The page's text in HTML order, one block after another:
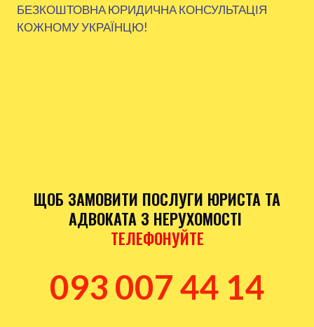
БЕЗКОШТОВНА ЮРИДИЧНА КОНСУЛЬТАЦІЯ
КОЖНОМУ УКРАЇНЦЮ!
ЩОБ ЗАМОВИТИ ПОСЛУГИ ЮРИСТА ТА
АДВОКАТА З НЕРУХОМОСТІ
ТЕЛЕФОНУЙТЕ
093 007 44 14